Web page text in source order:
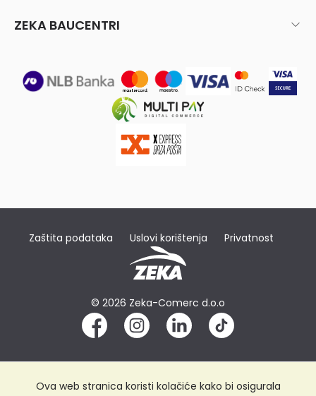
ZEKA BAUCENTRI
Zaštita podataka Uslovi korištenja Privatnost
© 2026 Zeka-Comerc d.o.o
Ova web stranica koristi kolačiće kako bi osigurala